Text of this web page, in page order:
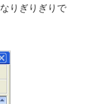
りぎりぎりで